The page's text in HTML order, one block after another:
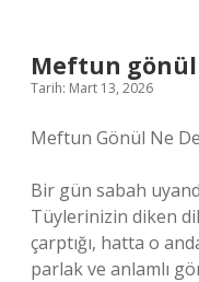
Meftun gönül
Tarih: Mart 13, 2026
Meftun Gönül Ne
Bir gün sabah
Tüylerinizin diken
çarptığı, hatta o
parlak ve anlamlı